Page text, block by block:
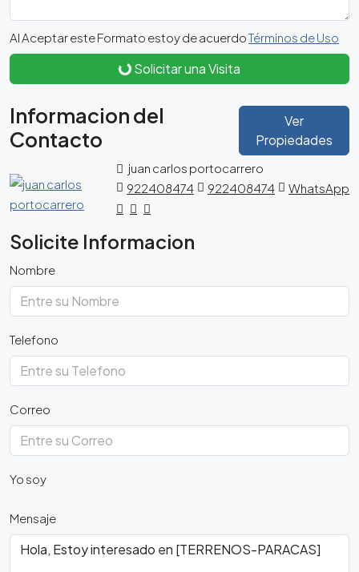
Al Aceptar este Formato estoy de acuerdoTérminos de Uso
Solicitar una Visita
Informacion del
Contacto
Ver
Propiedades
juan carlos portocarrero
922408474
922408474 WhatsApp
Solicite Informacion
Nombre
Telefono
Correo
Yo soy
Mensaje